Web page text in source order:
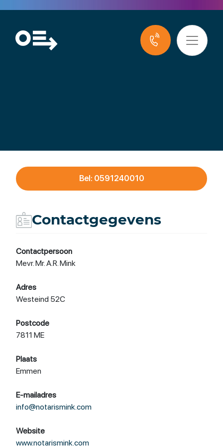
Notariskantoor Astrid
Mink
Bel: 0591240010
Contactgegevens
Contactpersoon
Mevr. Mr. A.R. Mink
Adres
Westeind 52C
Postcode
7811 ME
Plaats
Emmen
E-mailadres
info@notarismink.com
Website
www.notarismink.com